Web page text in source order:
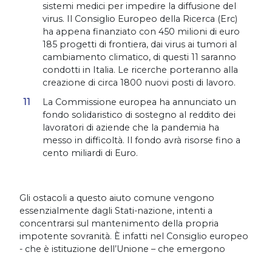
sistemi medici per impedire la diffusione del
virus. Il Consiglio Europeo della Ricerca (Erc)
ha appena finanziato con 450 milioni di euro
185 progetti di frontiera, dai virus ai tumori al
cambiamento climatico, di questi 11 saranno
condotti in Italia. Le ricerche porteranno alla
creazione di circa 1800 nuovi posti di lavoro.
La Commissione europea ha annunciato un
fondo solidaristico di sostegno al reddito dei
lavoratori di aziende che la pandemia ha
messo in difficoltà. Il fondo avrà risorse fino a
cento miliardi di Euro.
Gli ostacoli a questo aiuto comune vengono
essenzialmente dagli Stati-nazione, intenti a
concentrarsi sul mantenimento della propria
impotente sovranità. È infatti nel Consiglio europeo
- che è istituzione dell’Unione – che emergono